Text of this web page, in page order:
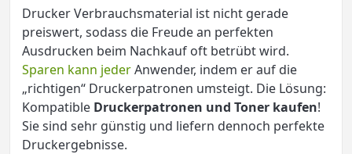
Drucker Verbrauchsmaterial ist nicht gerade
preiswert, sodass die Freude an perfekten
Ausdrucken beim Nachkauf oft betrübt wird.
Sparen kann jederAnwender, indem er auf die
„richtigen“ Druckerpatronen umsteigt. Die Lösung:
Kompatible Druckerpatronen und Toner kaufen!
Sie sind sehr günstig und liefern dennoch perfekte
Druckergebnisse.